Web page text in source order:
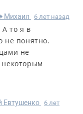
Михаил 6 лет назад
то я в
не понятно.
не
Евтушенко
6 лет